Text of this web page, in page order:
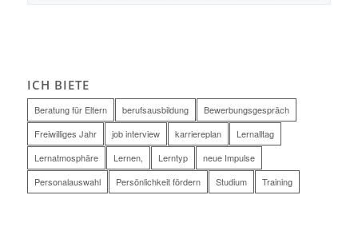
ICH BIETE
Beratung für Eltern berufsausbildung
Bewerbungsgespräch
Freiwilliges Jahr
job interview karriereplan
Lernalltag
Lernatmosphäre
Lernen, Lerntyp
neue Impulse
Personalauswahl
Persönlichkeit fördern Studium Training